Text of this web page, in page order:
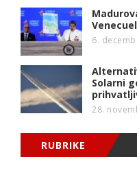
6.
Solarni
28.
RUBRIKE